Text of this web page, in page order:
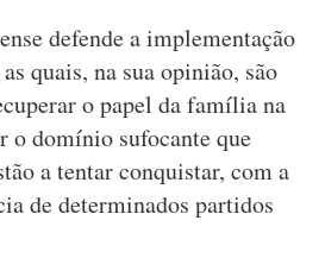
defende a implementação
quais, na sua opinião, são
o papel da família na
o domínio sufocante que
a tentar conquistar, com a
de determinados partidos